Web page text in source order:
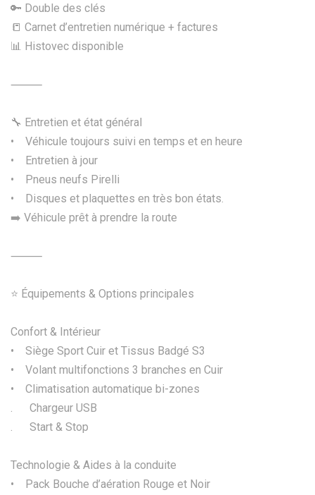
🔑 Double des clés
📒 Carnet d’entretien numérique + factures
📊 Histovec disponible
⸻
🔧 Entretien et état général
• Véhicule toujours suivi en temps et en heure
• Entretien à jour
• Pneus neufs Pirelli
• Disques et plaquettes en très bon états.
➡️ Véhicule prêt à prendre la route
⸻
⭐ Équipements & Options principales
Confort & Intérieur
• Siège Sport Cuir et Tissus Badgé S3
• Volant multifonctions 3 branches en Cuir
• Climatisation automatique bi-zones
. Chargeur USB
. Start & Stop
Technologie & Aides à la conduite
• Pack Bouche d’aération Rouge et Noir